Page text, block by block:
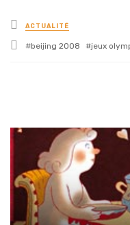
Posted
in
ACTUALITÉ
Tagged
beijing 2008 jeux